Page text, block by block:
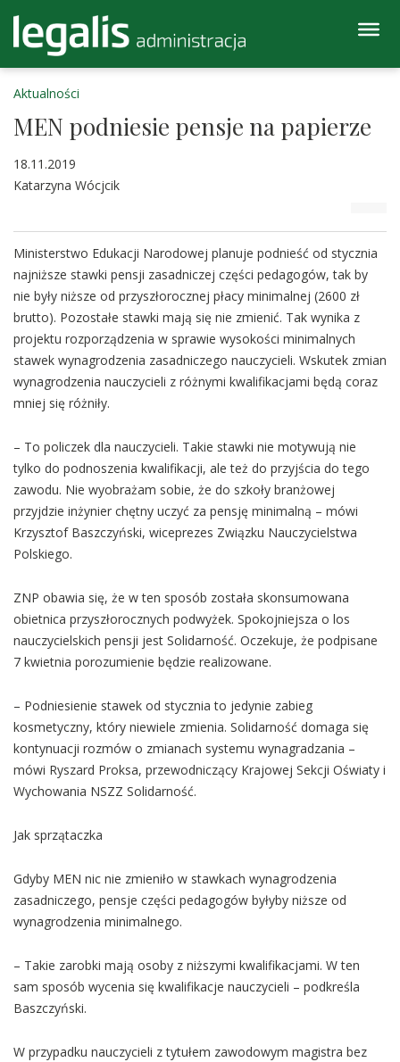
Aktualności
MEN podniesie pensje na papierze
18.11.2019
Katarzyna Wócjcik
Ministerstwo Edukacji Narodowej planuje podnieść od stycznia
najniższe stawki pensji zasadniczej części pedagogów, tak by
nie były niższe od przyszłorocznej płacy minimalnej (2600 zł
brutto). Pozostałe stawki mają się nie zmienić. Tak wynika z
projektu rozporządzenia w sprawie wysokości minimalnych
stawek wynagrodzenia zasadniczego nauczycieli. Wskutek zmian
wynagrodzenia nauczycieli z różnymi kwalifikacjami będą coraz
mniej się różniły.
– To policzek dla nauczycieli. Takie stawki nie motywują nie
tylko do podnoszenia kwalifikacji, ale też do przyjścia do tego
zawodu. Nie wyobrażam sobie, że do szkoły branżowej
przyjdzie inżynier chętny uczyć za pensję minimalną – mówi
Krzysztof Baszczyński, wiceprezes Związku Nauczycielstwa
Polskiego.
ZNP obawia się, że w ten sposób została skonsumowana
obietnica przyszłorocznych podwyżek. Spokojniejsza o los
nauczycielskich pensji jest Solidarność. Oczekuje, że podpisane
7 kwietnia porozumienie będzie realizowane.
– Podniesienie stawek od stycznia to jedynie zabieg
kosmetyczny, który niewiele zmienia. Solidarność domaga się
kontynuacji rozmów o zmianach systemu wynagradzania –
mówi Ryszard Proksa, przewodniczący Krajowej Sekcji Oświaty i
Wychowania NSZZ Solidarność.
Jak sprzątaczka
Gdyby MEN nic nie zmieniło w stawkach wynagrodzenia
zasadniczego, pensje części pedagogów byłyby niższe od
wynagrodzenia minimalnego.
– Takie zarobki mają osoby z niższymi kwalifikacjami. W ten
sam sposób wycenia się kwalifikacje nauczycieli – podkreśla
Baszczyński.
W przypadku nauczycieli z tytułem zawodowym magistra bez